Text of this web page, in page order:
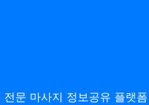
문 마사지 정보공유 플랫폼